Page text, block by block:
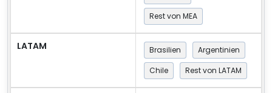
Rest von MEA
LATAM Brasilien
Argentinien
Chile
Rest von LATAM